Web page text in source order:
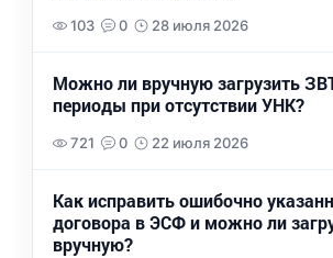
103 0 28 июля 2026
Можно ли вручную загрузить
периоды при отсутствии УНК?
721 0 22 июля 2026
Как исправить ошибочно
договора в ЭСФ и можно ли
вручную?